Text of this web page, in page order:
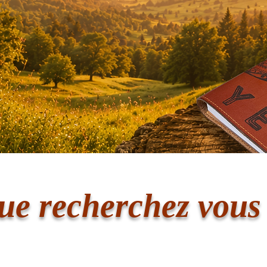
recherchez